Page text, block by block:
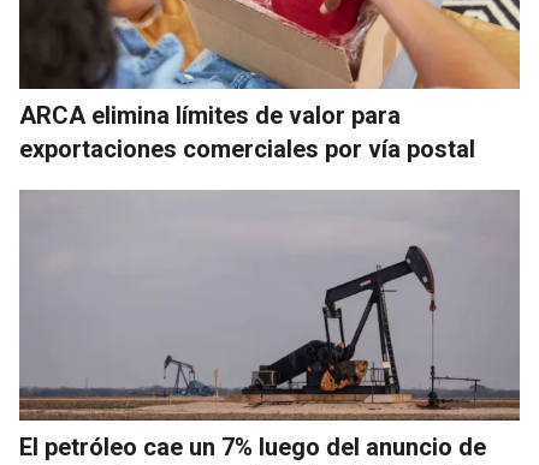
ARCA elimina límites de valor para
exportaciones comerciales por vía postal
El petróleo cae un 7% luego del anuncio de